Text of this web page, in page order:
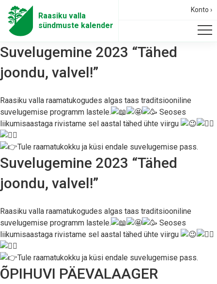
Raasiku valla
sündmuste kalender
Konto ›
Suvelugemine 2023 “Tähed
joondu, valvel!”
Raasiku valla raamatukogudes algas taas traditsiooniline
suvelugemise programm lastele.
Seoses
liikumisaastaga rivistame sel aastal tähed ühte viirgu
Tule raamatukokku ja küsi endale suvelugemise pass.
Suvelugemine 2023 “Tähed
joondu, valvel!”
Raasiku valla raamatukogudes algas taas traditsiooniline
suvelugemise programm lastele.
Seoses
liikumisaastaga rivistame sel aastal tähed ühte viirgu
Tule raamatukokku ja küsi endale suvelugemise pass.
ÕPIHUVI PÄEVALAAGER